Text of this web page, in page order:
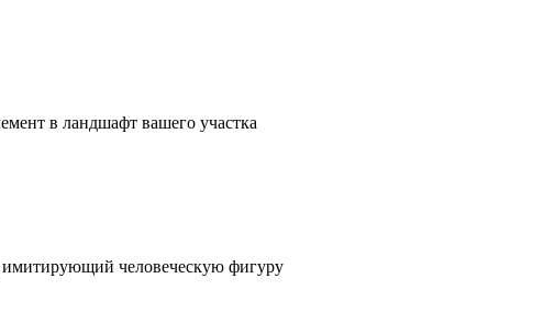
в ландшафт вашего участка
имитирующий человеческую фигуру